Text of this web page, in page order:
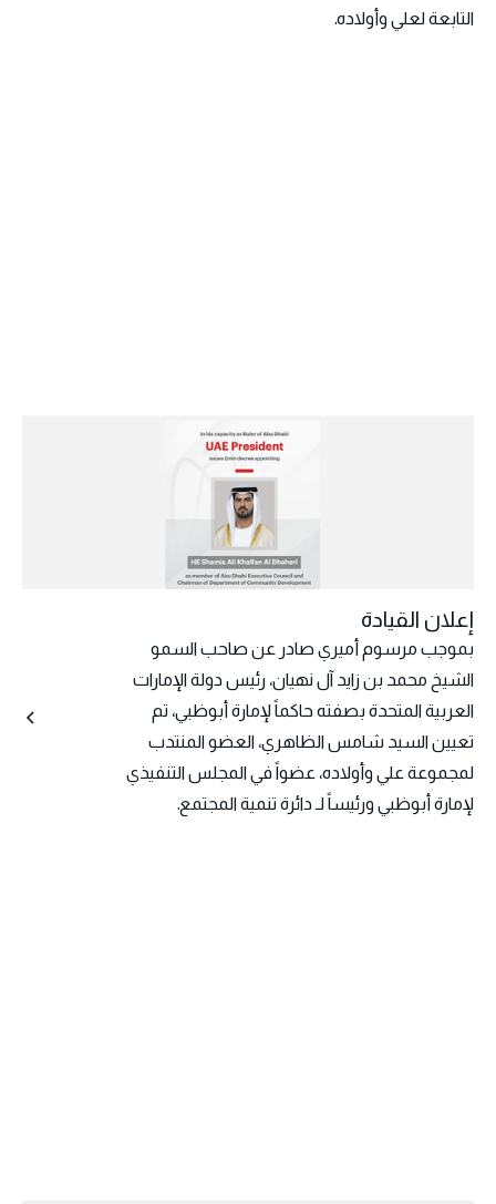
التابعة لعلي وأولاده.
إعلان القيادة
بموجب مرسوم أميري صادر عن صاحب السمو
الشيخ محمد بن زايد آل نهيان، رئيس دولة الإمارات
العربية المتحدة بصفته حاكماً لإمارة أبوظبي، تم
تعيين السيد شامس الظاهري، العضو المنتدب
لمجموعة علي وأولاده، عضواً في المجلس التنفيذي
لإمارة أبوظبي ورئيساً لـ دائرة تنمية المجتمع.